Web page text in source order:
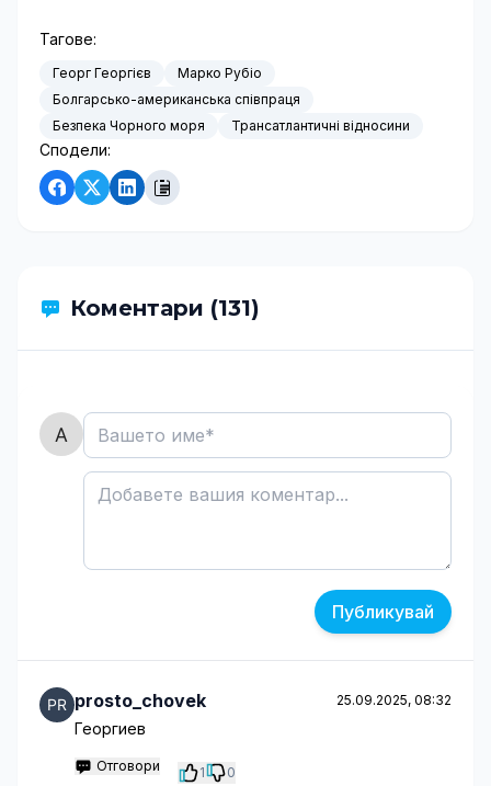
Тагове:
Георг Георгієв
Марко Рубіо
Болгарсько-американська співпраця
Безпека Чорного моря
Трансатлантичні відносини
Сподели:
Коментари (131)
Публикувай
prosto_chovek 25.09.2025, 08:32
Георгиев
Отговори 1 0